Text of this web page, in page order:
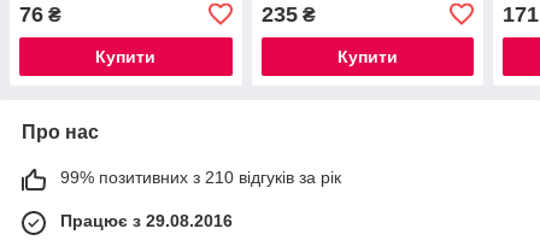
76 ₴
Купити
235₴
Купити
171
Про нас
99% позитивних з 210 відгуків за рік
Працює з 29.08.2016